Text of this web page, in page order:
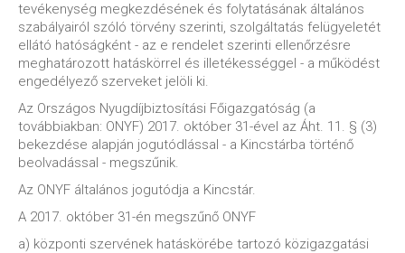
tevékenység megkezdésének és folytatásának általános
szabályairól szóló törvény szerinti, szolgáltatás felügyeletét
ellátó hatóságként - az e rendelet szerinti ellenőrzésre
meghatározott hatáskörrel és illetékességgel - a működést
engedélyező szerveket jelöli ki.
Az Országos Nyugdíjbiztosítási Főigazgatóság (a
továbbiakban: ONYF) 2017. október 31-ével az Áht. 11. § (3)
bekezdése alapján jogutódlással - a Kincstárba történő
beolvadással - megszűnik.
Az ONYF általános jogutódja a Kincstár.
A 2017. október 31-én megszűnő ONYF
a) központi szervének hatáskörébe tartozó közigazgatási